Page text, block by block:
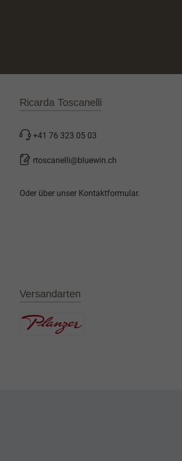
Ricarda Toscanelli
+41 76 323 05 03
rtoscanelli@bluewin.ch
Oder über unser Kontaktformular.
Versandarten